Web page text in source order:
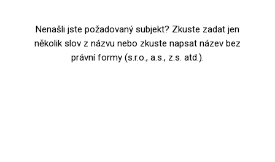
Nenašli jste požadovaný subjekt? Zkuste zadat jen
několik slov z názvu nebo zkuste napsat název bez
právní formy (s.r.o., a.s., z.s. atd.).